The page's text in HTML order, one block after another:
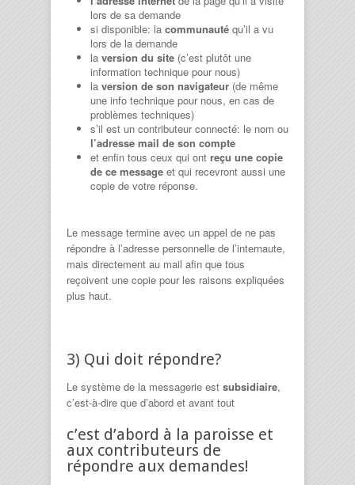
lors de sa demande
si disponible: la communauté qu’il a vu
lors de la demande
la version du site (c’est plutôt une
information technique pour nous)
la version de son navigateur (de même
une info technique pour nous, en cas de
problèmes techniques)
s’il est un contributeur connecté: le nom ou
l’adresse mail de son compte
et enfin tous ceux qui ont reçu une copie
de ce message et qui recevront aussi une
copie de votre réponse.
Le message termine avec un appel de ne pas
répondre à l’adresse personnelle de l’internaute,
mais directement au mail afin que tous
reçoivent une copie pour les raisons expliquées
plus haut.
3) Qui doit répondre?
Le système de la messagerie est subsidiaire,
c’est-à-dire que d’abord et avant tout
c’est d’abord à la paroisse et
aux contributeurs de
répondre aux demandes!